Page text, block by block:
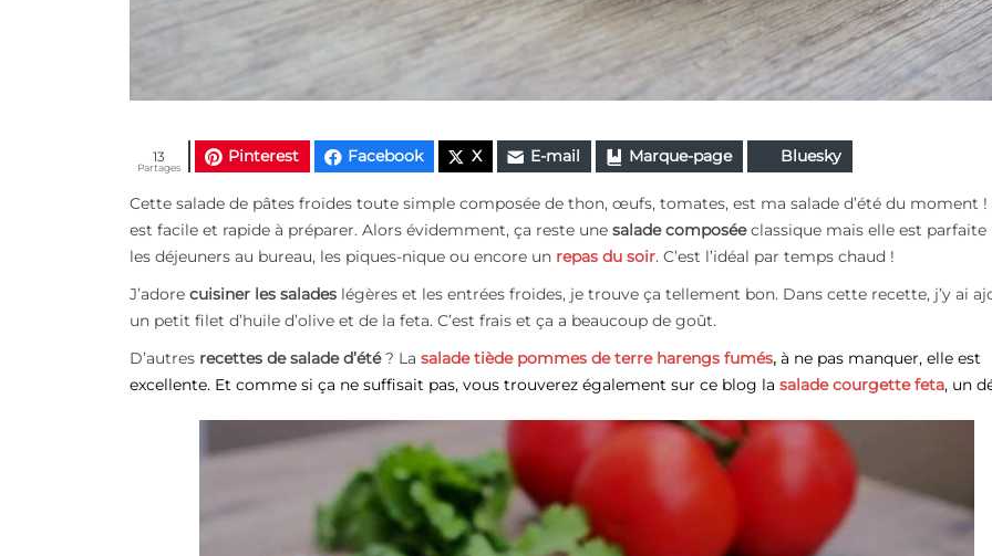
Pinterest Facebook X E-mail Marque-page Bluesky
Partages
13
Cette salade de pâtes froides toute simple composée de thon, œufs, tomates, est ma salade d’été du moment !
est facile et rapide à préparer. Alors évidemment, ça reste une salade composéeclassique mais elle est parfaite
les déjeuners au bureau, les piques-nique ou encore un repas du soir. C’est l’idéal par temps chaud !
J’adore cuisiner les salades légères et les entrées froides, je trouve ça tellement bon. Dans cette recette, j’y ai
un petit filet d’huile d’olive et de la feta. C’est frais et ça a beaucoup de goût.
D’autres recettes de salade d’été? La salade tiède pommes de terre harengs fumés, à ne pas manquer, elle est
excellente. Et comme si ça ne suffisait pas, vous trouverez également sur ce blog la salade courgette feta, un